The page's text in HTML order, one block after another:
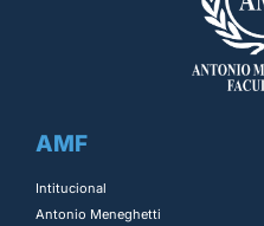
AMF
Intitucional
Antonio Meneghetti